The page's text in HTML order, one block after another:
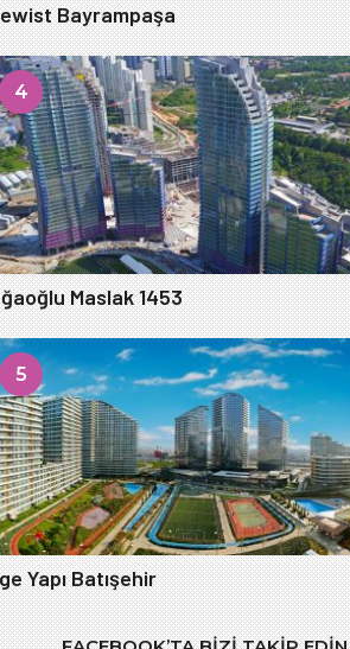
Bayrampaşa
4
Maslak 1453
5
Yapı Batışehir